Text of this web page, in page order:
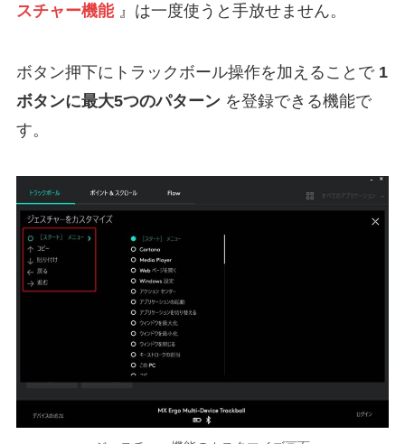
スチャー機能 』は一度使うと手放せません。
ボタン押下にトラックボール操作を加えることで 1
ボタンに最大5つのパターンを登録できる機能で
す。